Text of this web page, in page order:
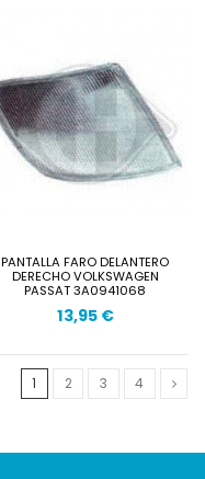
PANTALLA FARO DELANTERO
DERECHO VOLKSWAGEN
PASSAT 3A0941068
13,95 €
1 2 3 4